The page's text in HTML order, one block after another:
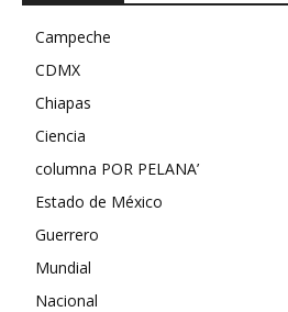
Campeche
CDMX
Chiapas
Ciencia
columna POR PELANA’
Estado de México
Guerrero
Mundial
Nacional